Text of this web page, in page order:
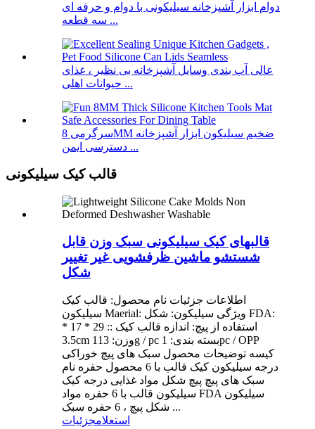
دوام ابزار آشپزخانه سیلیکونی با دوام و حرفه ای
سه قطعه ...
عالی آب بندی وسایل آشپزخانه بی نظیر ، غذای
حیوانات اهلی ...
سرگرمی 8MM ضخیم سیلیکون ابزار آشپزخانه
دسترسی ایمن ...
قالب کیک سیلیکونی
قالبهای کیک سیلیکونی سبک وزن قابل
شستشو ماشین ظرفشویی غیر تغییر
شکل
اطلاعات جزئیات نام محصول: قالب کیک
سیلیکون Maerial: ویژگی سیلیکون: شکل FDA:
استفاده از پیچ: اندازه قالب کیک :: 29 * 17 *
3.5cm وزن: 113g / pc بسته بندی: 1pc / OPP
کیسه توضیحات محصول سبک های پیچ خوراکی
درجه سیلیکون کیک قالب با 6 محصول حفره نام
سبک های پیچ پیچ شکل مواد غذایی درجه کیک
سیلیکون قالب با 6 حفره مواد FDA سیلیکون
شکل پیچ ، 6 حفره سبک ...
استعلامجزئیات